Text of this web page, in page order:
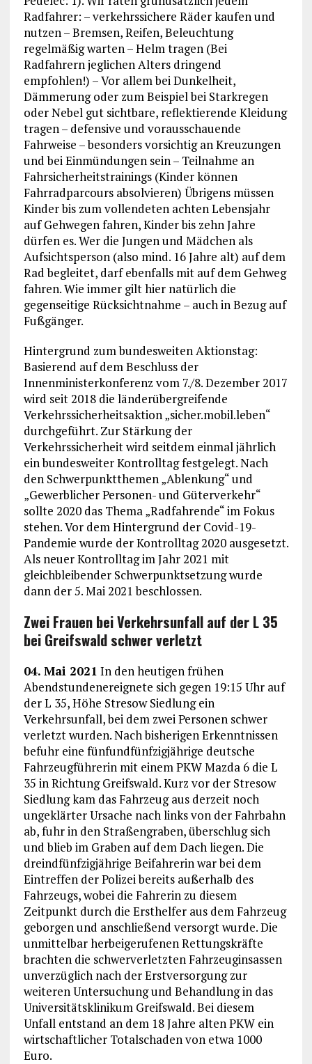
Radfahrer: – verkehrssichere Räder kaufen und
nutzen – Bremsen, Reifen, Beleuchtung
regelmäßig warten – Helm tragen (Bei
Radfahrern jeglichen Alters dringend
empfohlen!) – Vor allem bei Dunkelheit,
Dämmerung oder zum Beispiel bei Starkregen
oder Nebel gut sichtbare, reflektierende Kleidung
tragen – defensive und vorausschauende
Fahrweise – besonders vorsichtig an Kreuzungen
und bei Einmündungen sein – Teilnahme an
Fahrsicherheitstrainings (Kinder können
Fahrradparcours absolvieren) Übrigens müssen
Kinder bis zum vollendeten achten Lebensjahr
auf Gehwegen fahren, Kinder bis zehn Jahre
dürfen es. Wer die Jungen und Mädchen als
Aufsichtsperson (also mind. 16 Jahre alt) auf dem
Rad begleitet, darf ebenfalls mit auf dem Gehweg
fahren. Wie immer gilt hier natürlich die
gegenseitige Rücksichtnahme – auch in Bezug auf
Fußgänger.
Hintergrund zum bundesweiten Aktionstag:
Basierend auf dem Beschluss der
Innenministerkonferenz vom 7./8. Dezember 2017
wird seit 2018 die länderübergreifende
Verkehrssicherheitsaktion „sicher.mobil.leben“
durchgeführt. Zur Stärkung der
Verkehrssicherheit wird seitdem einmal jährlich
ein bundesweiter Kontrolltag festgelegt. Nach
den Schwerpunktthemen „Ablenkung“ und
„Gewerblicher Personen- und Güterverkehr“
sollte 2020 das Thema „Radfahrende“ im Fokus
stehen. Vor dem Hintergrund der Covid-19-
Pandemie wurde der Kontrolltag 2020 ausgesetzt.
Als neuer Kontrolltag im Jahr 2021 mit
gleichbleibender Schwerpunktsetzung wurde
dann der 5. Mai 2021 beschlossen.
Zwei Frauen bei Verkehrsunfall auf der L 35
bei Greifswald schwer verletzt
04. Mai 2021 In den heutigen frühen
Abendstundenereignete sich gegen 19:15 Uhr auf
der L 35, Höhe Stresow Siedlung ein
Verkehrsunfall, bei dem zwei Personen schwer
verletzt wurden. Nach bisherigen Erkenntnissen
befuhr eine fünfundfünfzigjährige deutsche
Fahrzeugführerin mit einem PKW Mazda 6 die L
35 in Richtung Greifswald. Kurz vor der Stresow
Siedlung kam das Fahrzeug aus derzeit noch
ungeklärter Ursache nach links von der Fahrbahn
ab, fuhr in den Straßengraben, überschlug sich
und blieb im Graben auf dem Dach liegen. Die
dreindfünfzigjährige Beifahrerin war bei dem
Eintreffen der Polizei bereits außerhalb des
Fahrzeugs, wobei die Fahrerin zu diesem
Zeitpunkt durch die Ersthelfer aus dem Fahrzeug
geborgen und anschließend versorgt wurde. Die
unmittelbar herbeigerufenen Rettungskräfte
brachten die schwerverletzten Fahrzeuginsassen
unverzüglich nach der Erstversorgung zur
weiteren Untersuchung und Behandlung in das
Universitätsklinikum Greifswald. Bei diesem
Unfall entstand an dem 18 Jahre alten PKW ein
wirtschaftlicher Totalschaden von etwa 1000
Euro.